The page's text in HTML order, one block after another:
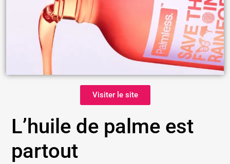
Visiter le site
L’huile de palme est
partout